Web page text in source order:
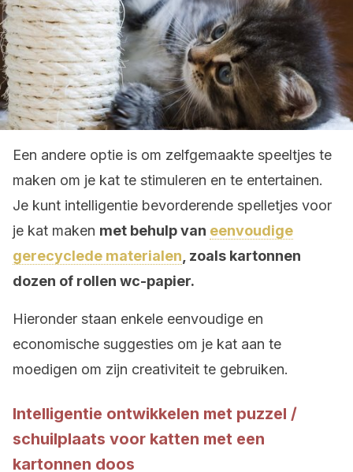
Een andere optie is om zelfgemaakte speeltjes te
maken om je kat te stimuleren en te entertainen.
Je kunt intelligentie bevorderende spelletjes voor
je kat maken met behulp van eenvoudige
gerecyclede materialen , zoals kartonnen
dozen of rollen wc-papier.
Hieronder staan enkele eenvoudige en
economische suggesties om je kat aan te
moedigen om zijn creativiteit te gebruiken.
Intelligentie ontwikkelen met puzzel /
schuilplaats voor katten met een
kartonnen doos